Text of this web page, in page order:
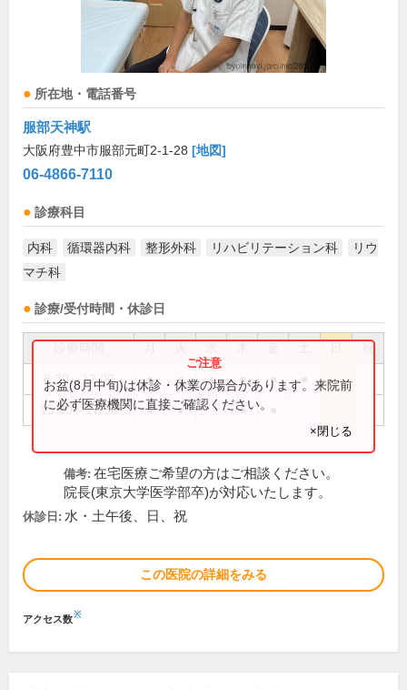
所在地・電話番号
服部天神駅
大阪府豊中市服部元町2-1-28 [地図]
06-4866-7110
診療科目
内科 循環器内科 整形外科 リハビリテーション科
リウ
マチ科
診療/受付時間・休診日
祝
8:30～12:00 ● ● ● ● ●
15:00～17:30 ● ● ●
お盆(8月中旬)は休診・休業の場合があります。来院前
に必ず医療機関に直接ご確認ください。
×閉じる
備考: 在宅医療ご希望の方はご相談ください。
院長(東京大学医学部卒)が対応いたします。
休診日: 水・土午後、日、祝
この医院の詳細をみる
アクセス数※